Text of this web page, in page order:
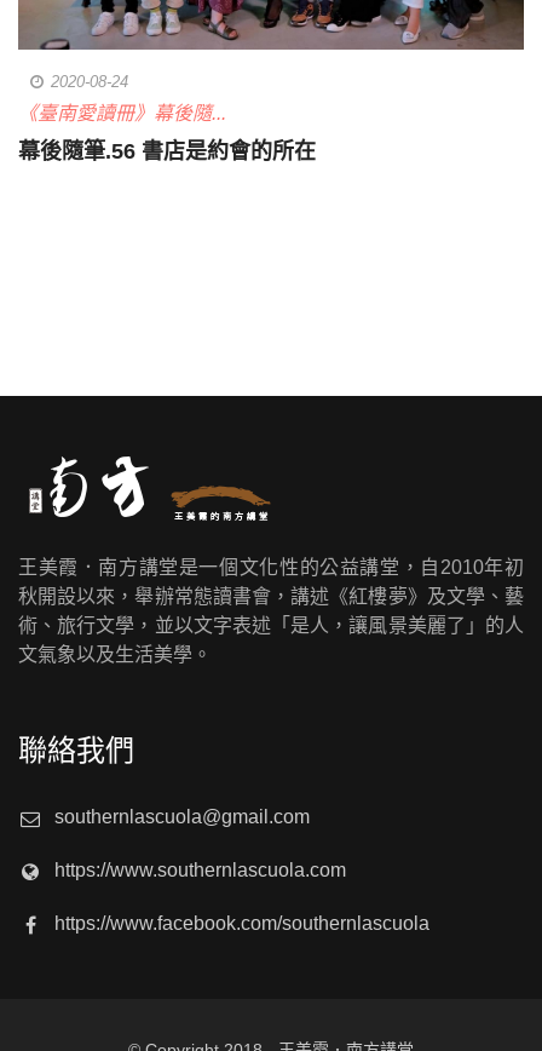
2020-08-24
《臺南愛讀冊》幕後隨...
幕後隨筆.56 書店是約會的所在
王美霞．南方講堂是一個文化性的公益講堂，自2010年初
秋開設以來，舉辦常態讀書會，講述《紅樓夢》及文學、藝
術、旅行文學，並以文字表述「是人，讓風景美麗了」的人
文氣象以及生活美學。
聯絡我們
southernlascuola@gmail.com
https://www.southernlascuola.com
https://www.facebook.com/southernlascuola